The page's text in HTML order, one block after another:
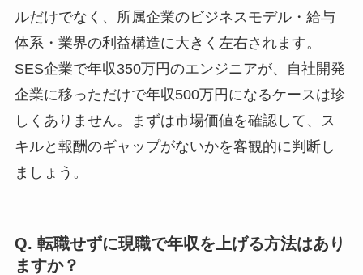
ルだけでなく、所属企業のビジネスモデル・給与
体系・業界の利益構造に大きく左右されます。
SES企業で年収350万円のエンジニアが、自社開発
企業に移っただけで年収500万円になるケースは珍
しくありません。まずは市場価値を確認して、ス
キルと報酬のギャップがないかを客観的に判断し
ましょう。
Q. 転職せずに現職で年収を上げる方法はあり
ますか？